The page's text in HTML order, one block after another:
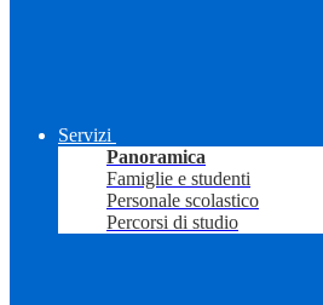
Servizi
Panoramica
Famiglie e studenti
Personale scolastico
Percorsi di studio